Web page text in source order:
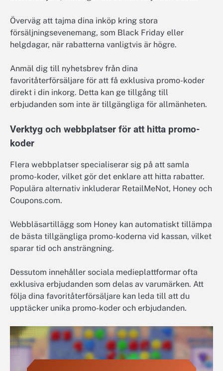
Överväg att tajma dina inköp kring stora
försäljningsevenemang, som Black Friday eller
helgdagar, när rabatterna vanligtvis är högre.
Anmäl dig till nyhetsbrev från dina
favoritåterförsäljare för att få exklusiva promo-koder
direkt i din inkorg. Detta kan ge tillgång till
erbjudanden som inte är tillgängliga för allmänheten.
Verktyg och webbplatser för att hitta promo-
koder
Flera webbplatser specialiserar sig på att samla
promo-koder, vilket gör det enklare att hitta rabatter.
Populära alternativ inkluderar RetailMeNot, Honey och
Coupons.com.
Webbläsartillägg som Honey kan automatiskt tillämpa
de bästa tillgängliga promo-koderna vid kassan, vilket
sparar tid och ansträngning.
Dessutom innehåller sociala medieplattformar ofta
exklusiva erbjudanden som delas av varumärken. Att
följa dina favoritåterförsäljare kan leda till att du
upptäcker unika promo-koder och erbjudanden.